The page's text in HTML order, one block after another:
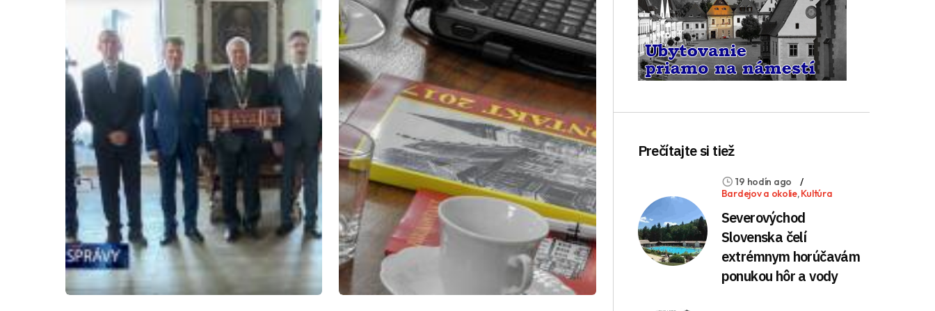
Prečítajte si tiež
19 hodín ago
Bardejov a okolie,Kultúra
Severovýchod
Slovenska čelí
extrémnym horúčavám
ponukou hôr a vody